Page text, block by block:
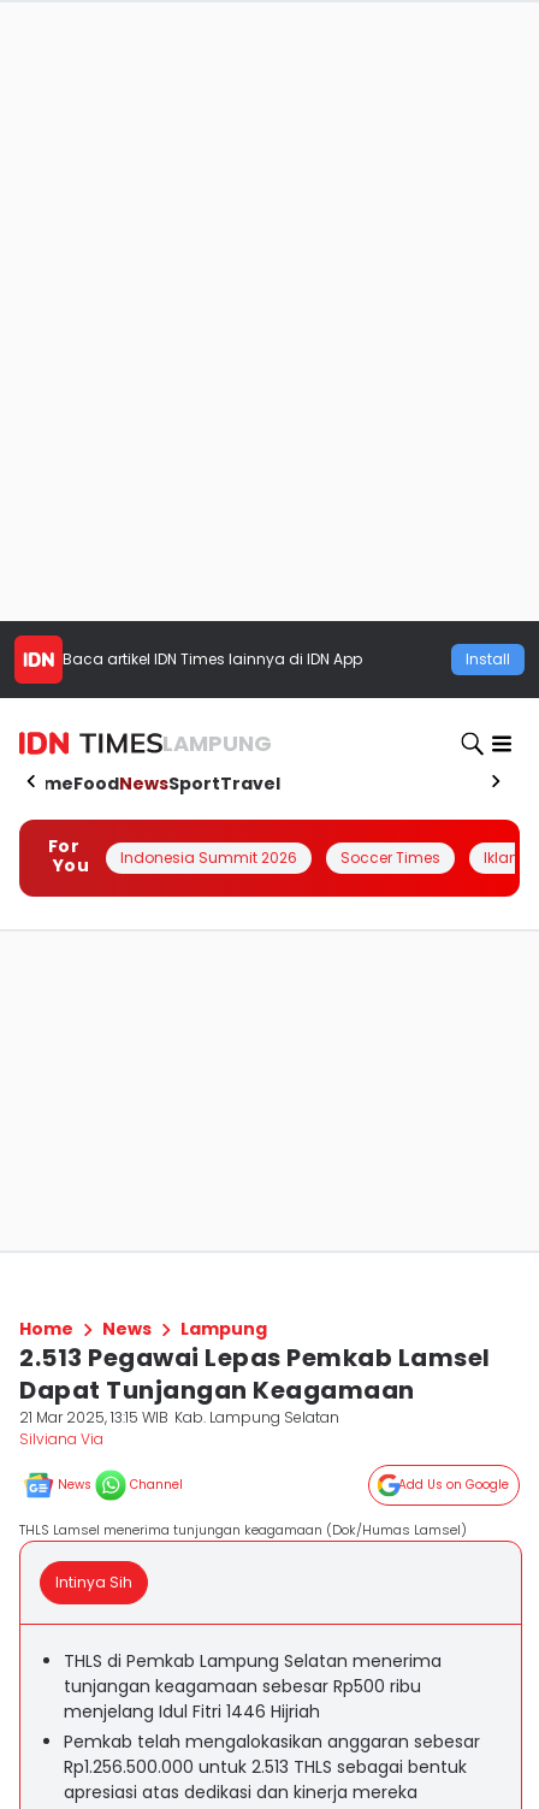
Baca artikel IDN Times lainnya di IDN App Install
LAMPUNG
HomeFoodNewsSportTravel
For
You
Indonesia Summit 2026 Soccer Times Iklanin
Home News Lampung
2.513 Pegawai Lepas Pemkab Lamsel
Dapat Tunjangan Keagamaan
21 Mar 2025, 13:15 WIB Kab. Lampung Selatan
Silviana Via
News Channel Add Us on Google
THLS Lamsel menerima tunjungan keagamaan (Dok/Humas Lamsel)
Intinya Sih
THLS di Pemkab Lampung Selatan menerima
tunjangan keagamaan sebesar Rp500 ribu
menjelang Idul Fitri 1446 Hijriah
Pemkab telah mengalokasikan anggaran sebesar
Rp1.256.500.000 untuk 2.513 THLS sebagai bentuk
apresiasi atas dedikasi dan kinerja mereka